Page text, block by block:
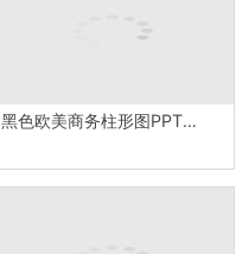
黑色欧美商务柱形图PPT图表素材